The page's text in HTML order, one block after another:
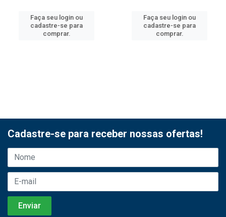
Faça seu login ou
cadastre-se para
comprar.
Faça seu login ou
cadastre-se para
comprar.
Cadastre-se para receber nossas ofertas!